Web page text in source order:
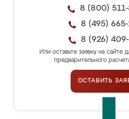
8 (800)
8 (495)
8 (926)
Или оставьте заявку на сайте
предварительного
ОСТАВИТЬ